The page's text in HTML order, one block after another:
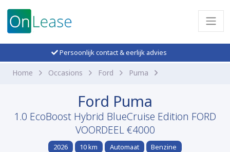
Persoonlijk contact & eerlijk advies
Home Occasions Ford Puma
Ford Puma
1.0 EcoBoost Hybrid BlueCruise Edition FORD
VOORDEEL €4000
2026 10 km Automaat Benzine